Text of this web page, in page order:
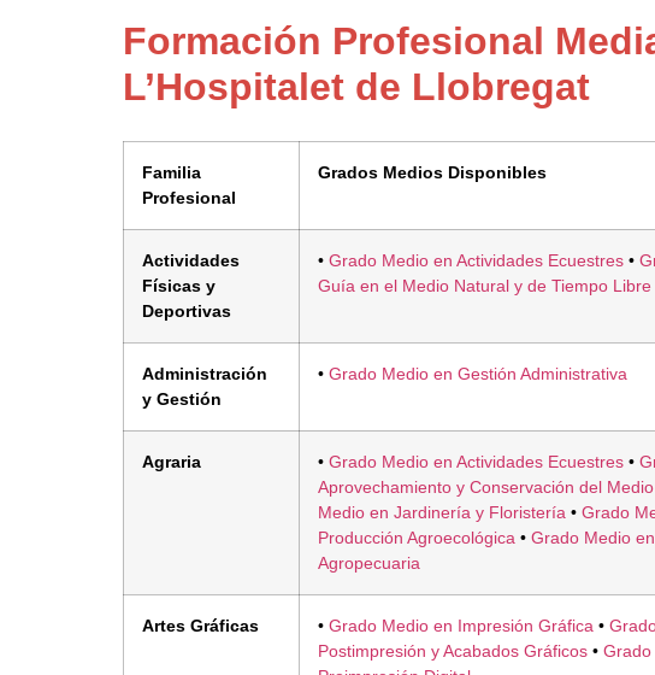
Formación Profesional
L’Hospitalet de Llobregat
Familia
Profesional
Grados Medios Disponibles
Actividades
Físicas y
Deportivas
• Grado Medio en Actividades Ecuestres •
Guía en el Medio Natural y de Tiempo Libre
Administración
y Gestión
• Grado Medio en Gestión Administrativa
Agraria • Grado Medio en Actividades Ecuestres •
Aprovechamiento y Conservación del
Medio en Jardinería y Floristería • Grado
Producción Agroecológica • Grado Medio
Agropecuaria
Artes Gráficas • Grado Medio en Impresión Gráfica •
Postimpresión y Acabados Gráficos • Grado